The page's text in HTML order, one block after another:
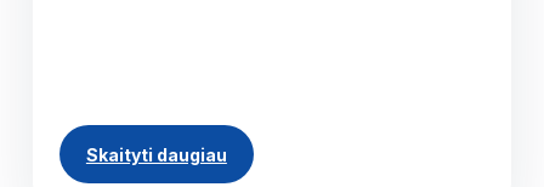
Skaityti daugiau